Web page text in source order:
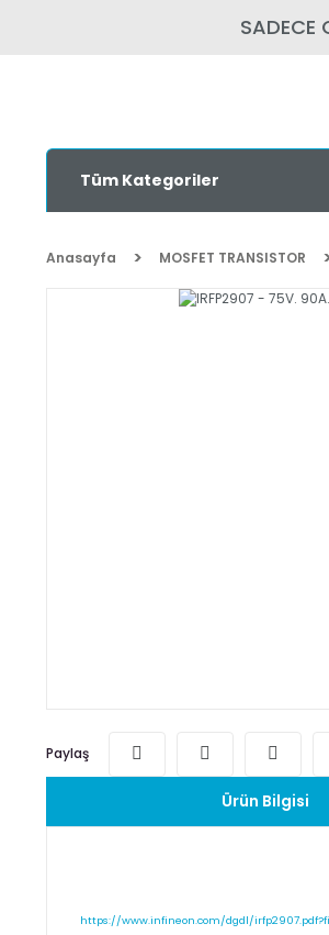
SADECE
Tüm Kategoriler
Anasayfa MOSFET TRANSISTOR
Paylaş
Ürün Bilgisi
https://www.infineon.com/dgdl/